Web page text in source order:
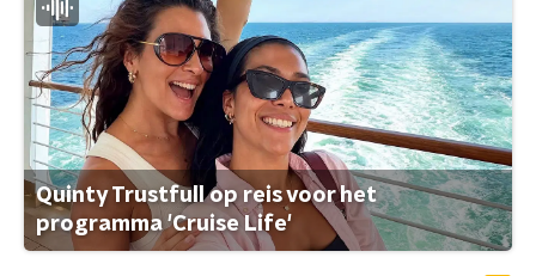
Quinty Trustfull op reis voor het
programma 'Cruise Life'